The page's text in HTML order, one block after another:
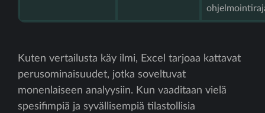
Kuten vertailusta käy ilmi, Excel tarjoaa kattavat
perusominaisuudet, jotka soveltuvat
monenlaiseen analyysiin. Kun vaaditaan vielä
spesifimpiä ja syvällisempiä tilastollisia